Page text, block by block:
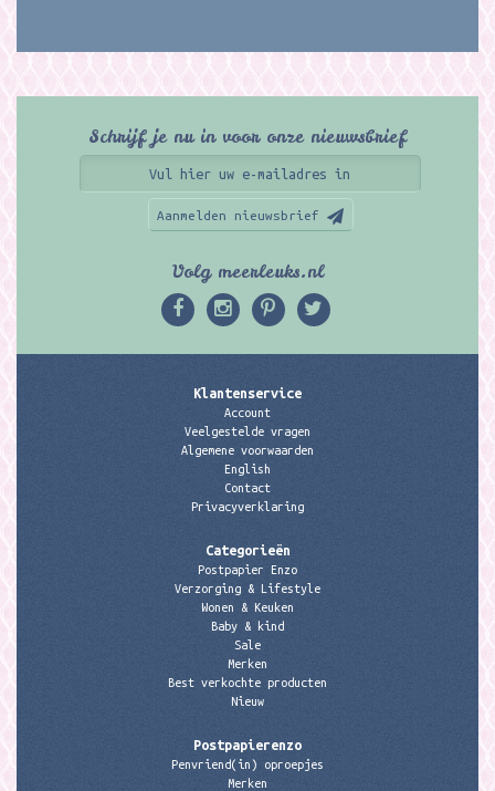
Schrijf je nu in voor onze nieuwsbrief
Aanmelden nieuwsbrief
Volg meerleuks.nl
Klantenservice
Account
Veelgestelde vragen
Algemene voorwaarden
English
Contact
Privacyverklaring
Categorieën
Postpapier Enzo
Verzorging & Lifestyle
Wonen & Keuken
Baby & kind
Sale
Merken
Best verkochte producten
Nieuw
Postpapierenzo
Penvriend(in) oproepjes
Merken